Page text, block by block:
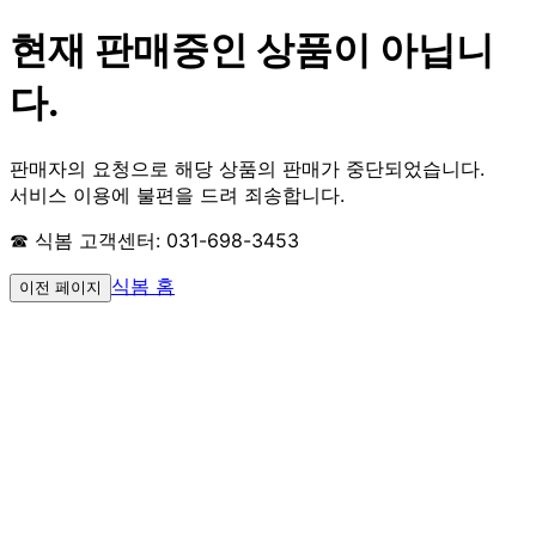
현재 판매중인 상품이 아닙니
다.
판매자의 요청으로 해당 상품의 판매가 중단되었습니다.
서비스 이용에 불편을 드려 죄송합니다.
☎ 식봄 고객센터: 031-698-3453
이전 페이지 식봄 홈